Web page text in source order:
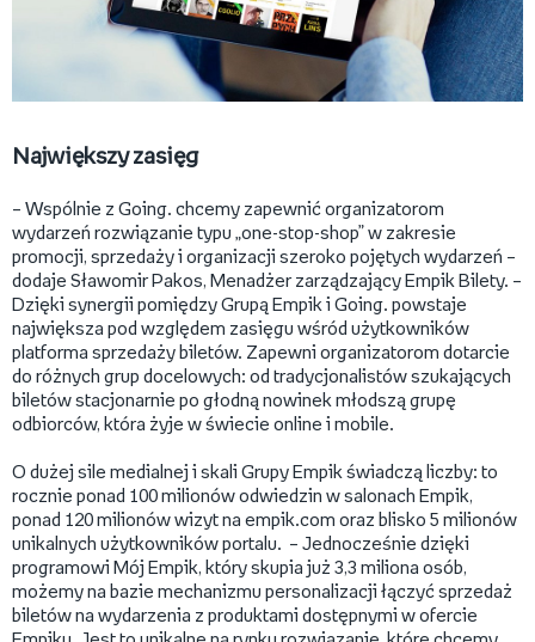
Największy zasięg
– Wspólnie z Going. chcemy zapewnić organizatorom
wydarzeń rozwiązanie typu „one-stop-shop” w zakresie
promocji, sprzedaży i organizacji szeroko pojętych wydarzeń –
dodaje Sławomir Pakos, Menadżer zarządzający Empik Bilety. –
Dzięki synergii pomiędzy Grupą Empik i Going. powstaje
największa pod względem zasięgu wśród użytkowników
platforma sprzedaży biletów. Zapewni organizatorom dotarcie
do różnych grup docelowych: od tradycjonalistów szukających
biletów stacjonarnie po głodną nowinek młodszą grupę
odbiorców, która żyje w świecie online i mobile.
O dużej sile medialnej i skali Grupy Empik świadczą liczby: to
rocznie ponad 100 milionów odwiedzin w salonach Empik,
ponad 120 milionów wizyt na empik.com oraz blisko 5 milionów
unikalnych użytkowników portalu. – Jednocześnie dzięki
programowi Mój Empik, który skupia już 3,3 miliona osób,
możemy na bazie mechanizmu personalizacji łączyć sprzedaż
biletów na wydarzenia z produktami dostępnymi w ofercie